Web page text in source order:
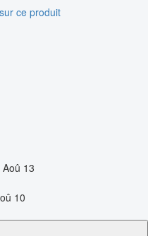
ce produit
13
10